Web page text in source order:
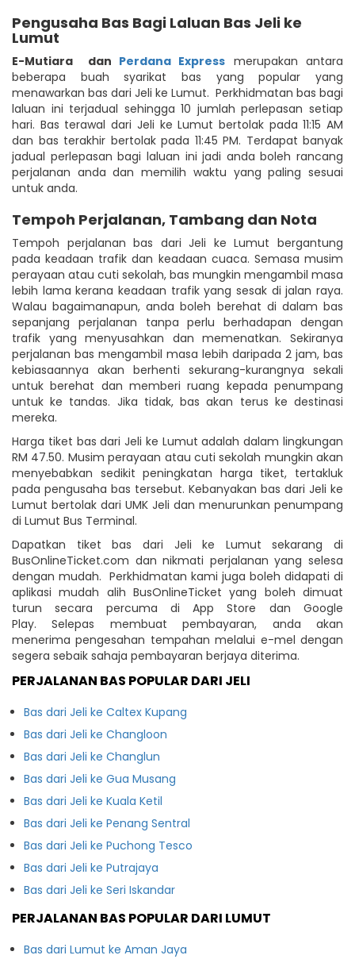
Pengusaha Bas Bagi Laluan Bas Jeli ke
Lumut
E-Mutiara dan Perdana Express merupakan antara
beberapa buah syarikat bas yang popular yang
menawarkan bas dari Jeli ke Lumut. Perkhidmatan bas bagi
laluan ini terjadual sehingga 10 jumlah perlepasan setiap
hari. Bas terawal dari Jeli ke Lumut bertolak pada 11:15 AM
dan bas terakhir bertolak pada 11:45 PM. Terdapat banyak
jadual perlepasan bagi laluan ini jadi anda boleh rancang
perjalanan anda dan memilih waktu yang paling sesuai
untuk anda.
Tempoh Perjalanan, Tambang dan Nota
Tempoh perjalanan bas dari Jeli ke Lumut bergantung
pada keadaan trafik dan keadaan cuaca. Semasa musim
perayaan atau cuti sekolah, bas mungkin mengambil masa
lebih lama kerana keadaan trafik yang sesak di jalan raya.
Walau bagaimanapun, anda boleh berehat di dalam bas
sepanjang perjalanan tanpa perlu berhadapan dengan
trafik yang menyusahkan dan memenatkan. Sekiranya
perjalanan bas mengambil masa lebih daripada 2 jam, bas
kebiasaannya akan berhenti sekurang-kurangnya sekali
untuk berehat dan memberi ruang kepada penumpang
untuk ke tandas. Jika tidak, bas akan terus ke destinasi
mereka.
Harga tiket bas dari Jeli ke Lumut adalah dalam lingkungan
RM 47.50. Musim perayaan atau cuti sekolah mungkin akan
menyebabkan sedikit peningkatan harga tiket, tertakluk
pada pengusaha bas tersebut. Kebanyakan bas dari Jeli ke
Lumut bertolak dari UMK Jeli dan menurunkan penumpang
di Lumut Bus Terminal.
Dapatkan tiket bas dari Jeli ke Lumut sekarang di
BusOnlineTicket.com dan nikmati perjalanan yang selesa
dengan mudah. Perkhidmatan kami juga boleh didapati di
aplikasi mudah alih BusOnlineTicket yang boleh dimuat
turun secara percuma di App Store dan Google
Play. Selepas membuat pembayaran, anda akan
menerima pengesahan tempahan melalui e-mel dengan
segera sebaik sahaja pembayaran berjaya diterima.
PERJALANAN BAS POPULAR DARI JELI
Bas dari Jeli ke Caltex Kupang
Bas dari Jeli ke Changloon
Bas dari Jeli ke Changlun
Bas dari Jeli ke Gua Musang
Bas dari Jeli ke Kuala Ketil
Bas dari Jeli ke Penang Sentral
Bas dari Jeli ke Puchong Tesco
Bas dari Jeli ke Putrajaya
Bas dari Jeli ke Seri Iskandar
PERJALANAN BAS POPULAR DARI LUMUT
Bas dari Lumut ke Aman Jaya